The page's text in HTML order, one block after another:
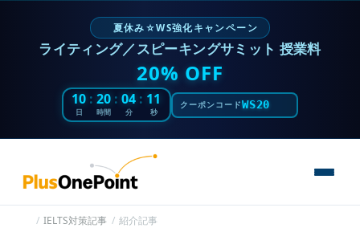
夏休み☆WS強化キャンペーン
ライティング／スピーキングサミット 授業料
20% OFF
10
日
: 20
時間
: 04
分
: 10
秒
クーポンコードWS20
IELTS対策記事 紹介記事